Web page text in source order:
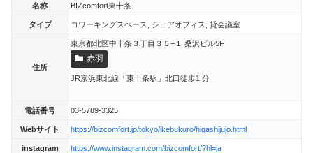
名称 BIZcomfort東十条
タイプ コワーキングスペース, シェアオフィス, 貸会議室
住所
東京都北区中十条３丁目３５−１ 桑沢ビル5F
赤羽
JR京浜東北線「東十条駅」北口徒歩1 分
電話番号 03-5789-3325
Webサイト https://bizcomfort.jp/tokyo/ikebukuro/higashijujo.html
instagram https://www.instagram.com/bizcomfort/?hl=ja